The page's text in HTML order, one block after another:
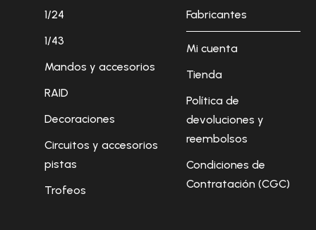
1/24
1/43
Mandos y accesorios
RAID
Decoraciones
Circuitos y accesorios
pistas
Trofeos
Fabricantes
Mi cuenta
Tienda
Política de
devoluciones y
reembolsos
Condiciones de
Contratación (CGC)